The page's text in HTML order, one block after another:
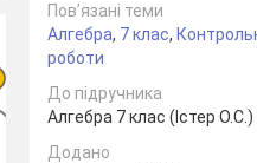
Пов’язані теми
Алгебра, 7 клас,
роботи
До підручника
Алгебра 7 клас (Істер О.С.)
Додано